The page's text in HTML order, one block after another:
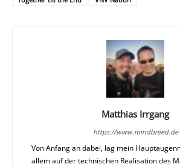
Matthias Irrgang
https://www.mindbreed.de
Von Anfang an dabei, lag mein
allem auf der technischen Realisation des